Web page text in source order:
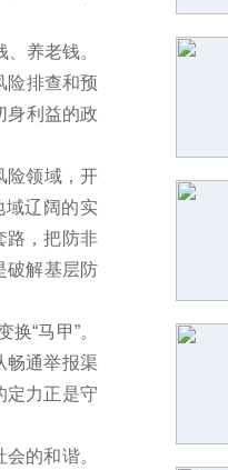
养老钱。
险排查和预
身利益的政
险领域，开
辽阔的实
路，把防非
破解基层防
“马甲”。
畅通举报渠
定力正是守
的和谐。